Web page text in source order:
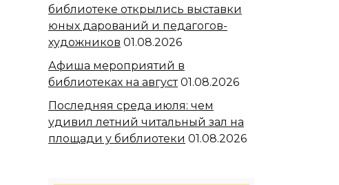
библиотеке открылись выставки
юных дарований и педагогов-
художников 01.08.2026
Афиша мероприятий в
библиотеках на август 01.08.2026
Последняя среда июля: чем
удивил летний читальный зал на
площади у библиотеки 01.08.2026